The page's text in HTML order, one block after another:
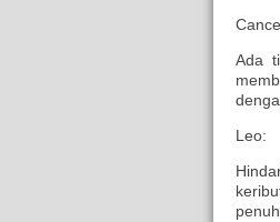
Ada
Leo: